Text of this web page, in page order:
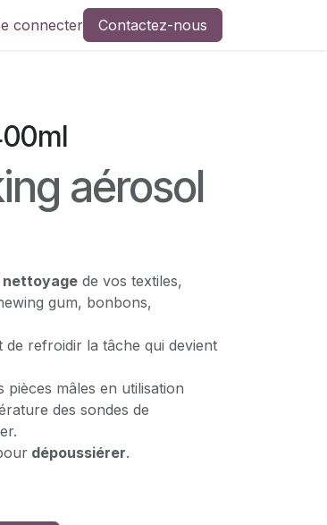
connecter Contactez-nous
aérosol
nettoyage de vos textiles,
gum, bonbons,
de refroidir la tâche qui devient
pièces mâles en utilisation
des sondes de
dépoussiérer.